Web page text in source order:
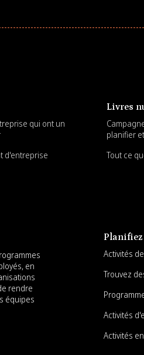
qui ont un
d'entreprise
Livres
planifier
Tout ce
en
rendre
équipes
Planifiez
Activités
Trouvez
Activités
Activités